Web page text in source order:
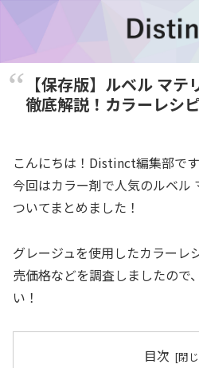
【保存版】ルベル マテ
徹底解説！カラーレシ
こんにちは！Distinct編集部です
今回はカラー剤で人気のルベル
ついてまとめました！
グレージュを使用したカラーレ
売価格などを調査しましたので
い！
目次